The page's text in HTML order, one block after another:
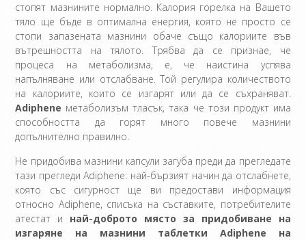
стопят мазнините нормално. Калория горелка на Вашето
тяло ще бъде в оптимална енергия, която не просто се
стопи запазената мазнини обаче също калориите във
вътрешността на тялото. Трябва да се признае, че
процеса на метаболизма, е, че наистина успява
напълняване или отслабване. Той регулира количеството
на калориите, които се изгарят или да се съхраняват.
Adiphene метаболизъм тласък, така че този продукт има
способността да горят много повече мазнини
допълнително правилно.
Не придобива мазнини капсули загуба преди да прегледате
тази прегледи Adiphene: най-бързият начин да отслабнете,
която със сигурност ще ви предостави информация
относно Adiphene, списъка на съставките, потребителите
атестат и най-доброто място за придобиване на
изгаряне на мазнини таблетки Adiphene на